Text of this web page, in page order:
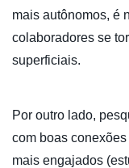
mais autônomos, é
colaboradores se
superficiais.
Por outro lado,
com boas
mais engajados